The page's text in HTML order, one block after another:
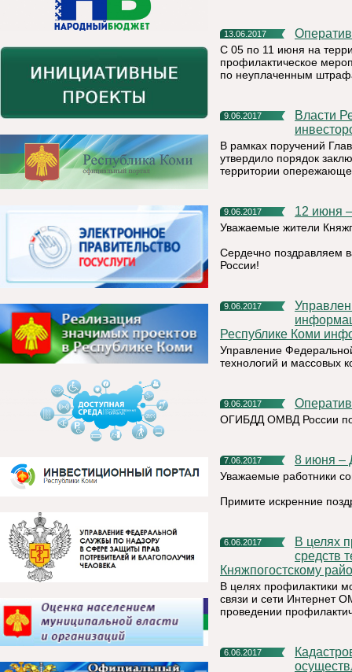
13.06.2017
С 05 по 11 июня на
профилактическое
по неуплаченным
9.06.2017
Власти Республики Коми создают условия для привлечения
В рамках поручений
утвердило порядок
территории
9.06.2017 12 июня
Уважаемые жители
Сердечно поздравляем
России!
9.06.2017
Управление Федеральной службы по надзору в сфере связи,
Республике Коми
Управление
технологий и массовых
9.06.2017
ОГИБДД ОМВД России по
7.06.2017 8 июня
Уважаемые работники
Примите искренние
6.06.2017
В целях профилактики мошенничества с использованием
средств
Княжпогостскому
В целях профилактики
связи и сети Интернет
проведении
6.06.2017
Кадастровая палата информирует: случаи одновременного